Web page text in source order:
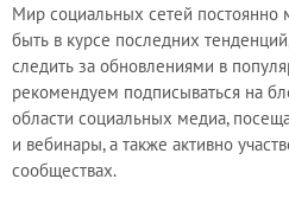
Мир социальных сетей постоянно
быть в курсе последних
следить за обновлениями в
рекомендуем подписываться на
области социальных медиа,
и вебинары, а также активно
сообществах.